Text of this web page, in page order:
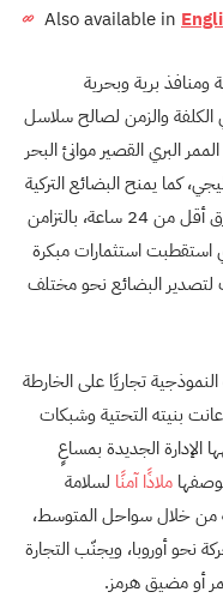
Also available in
ومنافذ برية وبحرية
كيلومتر، معادلتي الكلفة والزمن لصالح سلاسل
البري القصير موانئ البحر
كما يمنح البضائع التركية
المتجهة جنوبًا أو شرقًا نفاذًا بريًا مباشرًا يستغرق أقل من 24 ساعة، بالتزامن
استقطبت استثمارات مبكرة
لتصدير البضائع نحو مختلف
تجاريًا على الخارطة
بنيته التحتية وشبكات
الإدارة الجديدة بمساعٍ
ملاذًا آمنًا لسلامة
من خلال سواحل المتوسط،
نحو أوروبا، ويجنّب التجارة
أو مضيق هرمز.